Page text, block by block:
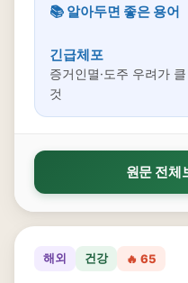
📚 알아두면 좋은 용어
긴급체포
증거인멸·도주 우려가
것
원문 전체
해외 건강 🔥 65